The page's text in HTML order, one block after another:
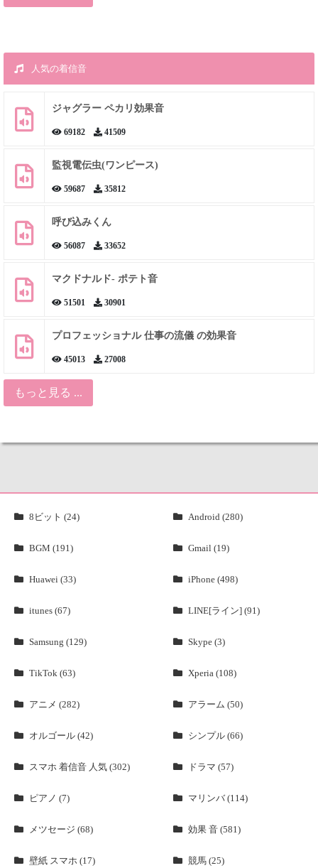
人気の着信音
ジャグラー ペカリ効果音
69182 41509
監視電伝虫(ワンピース)
59687 35812
呼び込みくん
56087 33652
マクドナルド- ポテト音
51501 30901
プロフェッショナル 仕事の流儀 の効果音
45013 27008
もっと見る ...
8ビット (24) Android (280)
BGM (191) Gmail (19)
Huawei (33) iPhone (498)
itunes (67) LINE[ライン] (91)
Samsung (129) Skype (3)
TikTok (63) Xperia (108)
アニメ (282) アラーム (50)
オルゴール (42) シンプル (66)
スマホ 着信音 人気 (302) ドラマ (57)
ピアノ (7) マリンバ (114)
メツセージ (68) 効果 音 (581)
壁紙 スマホ (17) 競馬 (25)